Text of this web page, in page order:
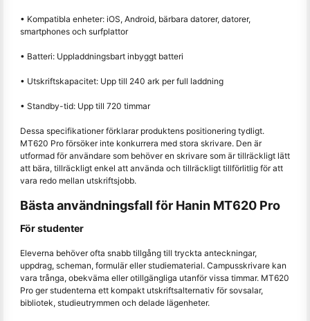
• Kompatibla enheter: iOS, Android, bärbara datorer, datorer,
smartphones och surfplattor
• Batteri: Uppladdningsbart inbyggt batteri
• Utskriftskapacitet: Upp till 240 ark per full laddning
• Standby-tid: Upp till 720 timmar
Dessa specifikationer förklarar produktens positionering tydligt.
MT620 Pro försöker inte konkurrera med stora skrivare. Den är
utformad för användare som behöver en skrivare som är tillräckligt lätt
att bära, tillräckligt enkel att använda och tillräckligt tillförlitlig för att
vara redo mellan utskriftsjobb.
Bästa användningsfall för Hanin MT620 Pro
För studenter
Eleverna behöver ofta snabb tillgång till tryckta anteckningar,
uppdrag, scheman, formulär eller studiematerial. Campusskrivare kan
vara trånga, obekväma eller otillgängliga utanför vissa timmar. MT620
Pro ger studenterna ett kompakt utskriftsalternativ för sovsalar,
bibliotek, studieutrymmen och delade lägenheter.